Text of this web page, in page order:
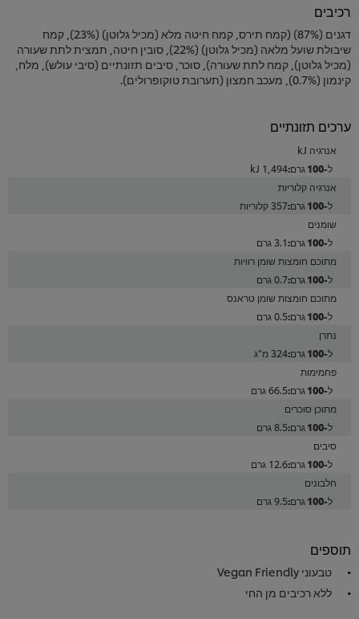
רכיבים
דגנים (87%) (קמח תירס, קמח חיטה מלא (מכיל גלוטן) (23%), קמח
שיבולת שועל מלאה (מכיל גלוטן) (22%), סובין חיטה, תמצית לתת שעורה
(מכיל גלוטן), קמח לתת שעורה), סוכר, סיבים תזונתיים (סיבי עולש), מלח,
קינמון (0.7%), מעכב חמצון (תערובת טוקופרולים).
ערכים תזונתיים
אנרגיה kJ
1,494 kJ
אנרגיה קלוריות
357 קלוריות
שומנים
3.1 גרם
מתוכם חומצות שומן רוויות
0.7 גרם
מתוכם חומצות שומן טראנס
0.5 גרם
נתרן
324 מ"ג
פחמימות
66.5 גרם
מתוכן סוכרים
8.5 גרם
סיבים
12.6 גרם
חלבונים
9.5 גרם
תוספים
טבעוני Vegan Friendly
ללא רכיבים מן החי